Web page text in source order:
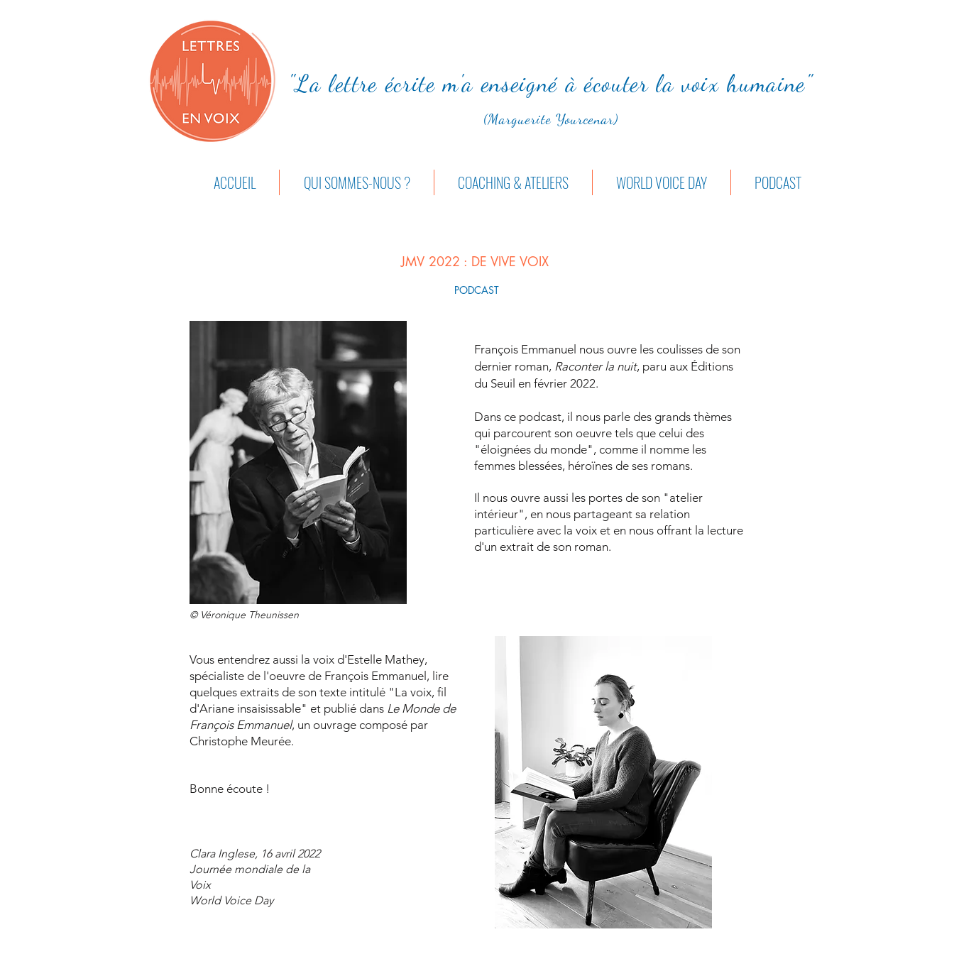
"La lettre écrite m'a enseigné à écouter la voix humaine"
(Marguerite Yourcenar)
ACCUEIL QUI SOMMES-NOUS ? COACHING & ATELIERS WORLD VOICE DAY PODCAST
JMV 2022 : DE VIVE VOIX
PODCAST
François Emmanuel nous ouvre les coulisses de son
dernier roman, Raconter la nuit, paru aux Éditions
du Seuil en février 2022.
Dans ce podcast, il nous parle des grands thèmes
qui parcourent son oeuvre tels que celui des
"éloignées du monde", comme il nomme les
femmes blessées, héroïnes de ses romans.
Il nous ouvre aussi les portes de son "atelier
intérieur", en nous partageant sa relation
particulière avec la voix et en nous offrant la lecture
d'un extrait de son roman.
© Véronique Theunissen
Vous entendrez aussi la voix d'Estelle Mathey,
spécialiste de l'oeuvre de François Emmanuel, lire
quelques extraits de son texte intitulé "La voix, fil
d'Ariane insaisissable" et publié dans Le Monde de
François Emmanuel, un ouvrage composé par
Christophe Meurée.
Bonne écoute !
Clara Inglese, 16 avril 2022
Journée mondiale de la
Voix
World Voice Day